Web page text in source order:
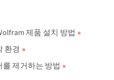
제품 설치 방법
환경
제거하는 방법